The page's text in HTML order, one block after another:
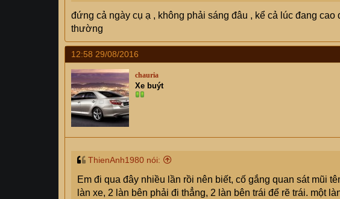
đứng cả ngày cụ ạ , không phải sáng đâu , kể cả lúc đang
thường
12:58 29/08/2016
chauria
Xe buýt
ThienAnh1980 nói:
Em đi qua đây nhiều lần rồi nên biết, cố gắng quan sát mũi
làn xe, 2 làn bên phải đi thẳng, 2 làn bên trái để rẽ trái. một